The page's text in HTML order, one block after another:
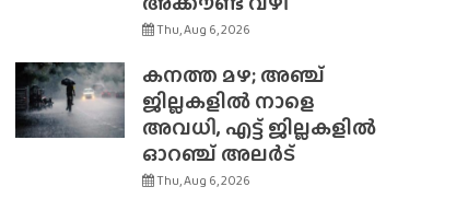
Thu, Aug 6, 2026
കനത്ത മഴ; അഞ്ച്
ജില്ലകളിൽ നാളെ
അവധി, എട്ട് ജില്ലകളിൽ
ഓറഞ്ച് അലർട്
Thu, Aug 6, 2026